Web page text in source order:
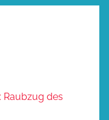
Raubzug des